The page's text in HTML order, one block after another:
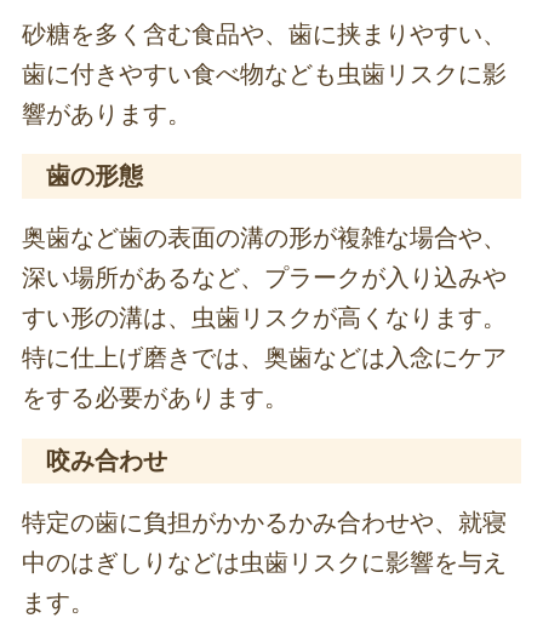
砂糖を多く含む食品や、歯に挟まりやすい、
歯に付きやすい食べ物なども虫歯リスクに影
響があります。
歯の形態
奥歯など歯の表面の溝の形が複雑な場合や、
深い場所があるなど、プラークが入り込みや
すい形の溝は、虫歯リスクが高くなります。
特に仕上げ磨きでは、奥歯などは入念にケア
をする必要があります。
咬み合わせ
特定の歯に負担がかかるかみ合わせや、就寝
中のはぎしりなどは虫歯リスクに影響を与え
ます。